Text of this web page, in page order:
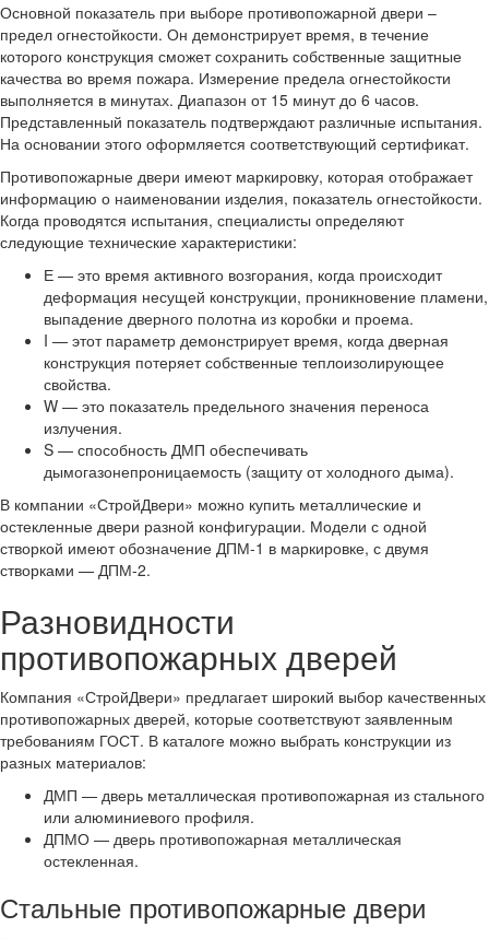
Основной показатель при выборе противопожарной двери –
предел огнестойкости. Он демонстрирует время, в течение
которого конструкция сможет сохранить собственные защитные
качества во время пожара. Измерение предела огнестойкости
выполняется в минутах. Диапазон от 15 минут до 6 часов.
Представленный показатель подтверждают различные испытания.
На основании этого оформляется соответствующий сертификат.
Противопожарные двери имеют маркировку, которая отображает
информацию о наименовании изделия, показатель огнестойкости.
Когда проводятся испытания, специалисты определяют
следующие технические характеристики:
Е — это время активного возгорания, когда происходит
деформация несущей конструкции, проникновение пламени,
выпадение дверного полотна из коробки и проема.
I — этот параметр демонстрирует время, когда дверная
конструкция потеряет собственные теплоизолирующее
свойства.
W — это показатель предельного значения переноса
излучения.
S — способность ДМП обеспечивать
дымогазонепроницаемость (защиту от холодного дыма).
В компании «СтройДвери» можно купить металлические и
остекленные двери разной конфигурации. Модели с одной
створкой имеют обозначение ДПМ-1 в маркировке, с двумя
створками — ДПМ-2.
Разновидности
противопожарных дверей
Компания «СтройДвери» предлагает широкий выбор качественных
противопожарных дверей, которые соответствуют заявленным
требованиям ГОСТ. В каталоге можно выбрать конструкции из
разных материалов:
ДМП — дверь металлическая противопожарная из стального
или алюминиевого профиля.
ДПМО — дверь противопожарная металлическая
остекленная.
Стальные противопожарные двери